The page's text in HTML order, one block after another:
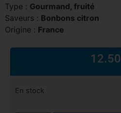
Type : Gourmand, fruité
Saveurs : Bonbons citron
Origine : France
12.50
En stock